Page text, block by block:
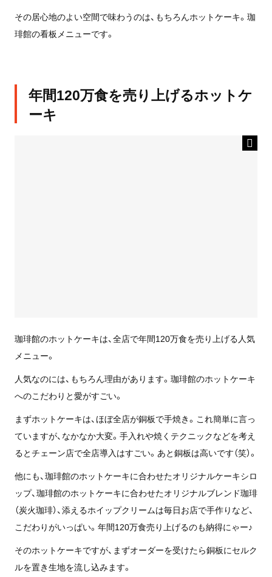
その居心地のよい空間で味わうのは、もちろんホットケーキ。珈
琲館の看板メニューです。
年間120万食を売り上げるホットケ
ーキ
珈琲館のホットケーキは、全店で年間120万食を売り上げる人気
メニュー。
人気なのには、もちろん理由があります。珈琲館のホットケーキ
へのこだわりと愛がすごい。
まずホットケーキは、ほぼ全店が銅板で手焼き。これ簡単に言っ
ていますが、なかなか大変。手入れや焼くテクニックなどを考え
るとチェーン店で全店導入はすごい。あと銅板は高いです（笑）。
他にも、珈琲館のホットケーキに合わせたオリジナルケーキシロ
ップ、珈琲館のホットケーキに合わせたオリジナルブレンド珈琲
（炭火珈琲）、添えるホイップクリームは毎日お店で手作りなど、
こだわりがいっぱい。年間120万食売り上げるのも納得にゃー♪
そのホットケーキですが、まずオーダーを受けたら銅板にセルク
ルを置き生地を流し込みます。